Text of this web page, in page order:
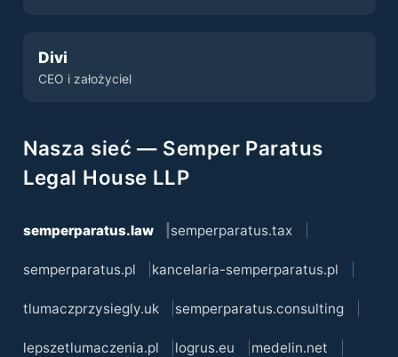
Divi
CEO i założyciel
Nasza sieć — Semper Paratus
Legal House LLP
semperparatus.law semperparatus.tax
semperparatus.pl kancelaria-semperparatus.pl
tlumaczprzysiegly.uk semperparatus.consulting
lepszetlumaczenia.pl logrus.eu medelin.net